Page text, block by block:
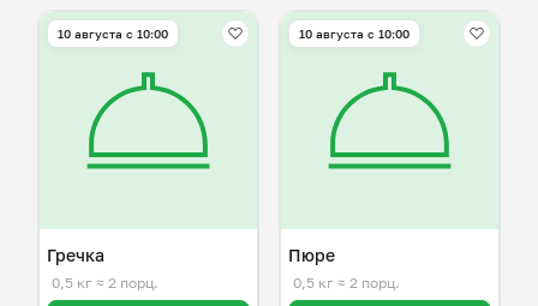
10 августа с 10:00
Гречка
0,5 кг ≈ 2 порц.
10 августа с 10:00
Пюре
0,5 кг ≈ 2 порц.